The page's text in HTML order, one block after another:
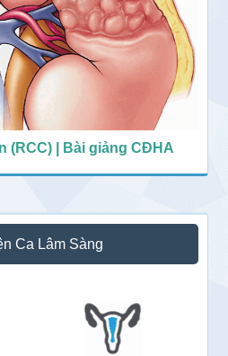
(RCC) | Bài giảng CĐHA
Ca Lâm Sàng